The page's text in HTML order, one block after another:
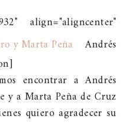
align="aligncenter"
Andrés
encontrar a Andrés
y a Marta Peña de Cruz
quiero agradecer su